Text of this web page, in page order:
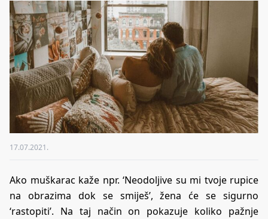
17.07.2021.
Ako muškarac kaže npr. ‘Neodoljive su mi tvoje rupice
na obrazima dok se smiješ’, žena će se sigurno
‘rastopiti’. Na taj način on pokazuje koliko pažnje